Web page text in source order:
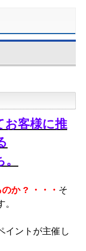
お客様に推
か ? ・・・ そ
イントが主催し